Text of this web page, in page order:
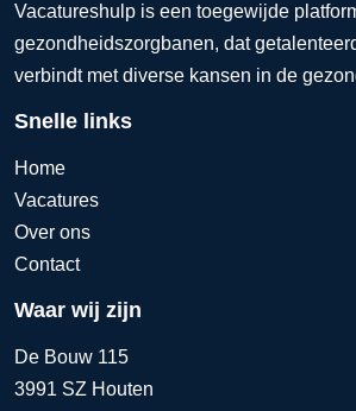
Vacatureshulp is een toegewijde
gezondheidszorgbanen, dat
verbindt met diverse kansen in de
Snelle links
Home
Vacatures
Over ons
Contact
Waar wij zijn
De Bouw 115
3991 SZ Houten